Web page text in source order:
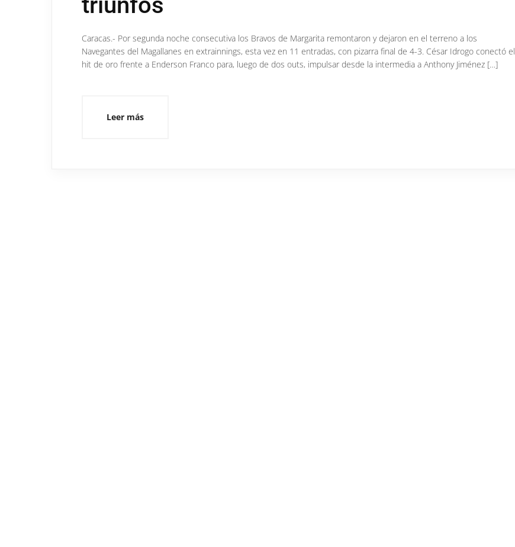
Caracas.- Por segunda noche consecutiva los Bravos de Margarita remontaron y dejaron en el terreno a los
Navegantes del Magallanes en extrainnings, esta vez en 11 entradas, con pizarra final de 4-3. César Idrogo conectó el
hit de oro frente a Enderson Franco para, luego de dos outs, impulsar desde la intermedia a Anthony Jiménez […]
Leer más